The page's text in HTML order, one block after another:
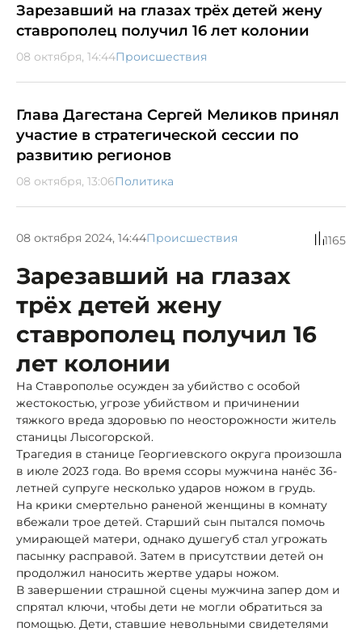
Зарезавший на глазах трёх детей жену
ставрополец получил 16 лет колонии
08 октября, 14:44Происшествия
Глава Дагестана Сергей Меликов принял
участие в стратегической сессии по
развитию регионов
08 октября, 13:06Политика
08 октября 2024, 14:44Происшествия 1165
Зарезавший на глазах
трёх детей жену
ставрополец получил 16
лет колонии
На Ставрополье осужден за убийство с особой
жестокостью, угрозе убийством и причинении
тяжкого вреда здоровью по неосторожности житель
станицы Лысогорской.
Трагедия в станице Георгиевского округа произошла
в июле 2023 года. Во время ссоры мужчина нанёс 36-
летней супруге несколько ударов ножом в грудь.
На крики смертельно раненой женщины в комнату
вбежали трое детей. Старший сын пытался помочь
умирающей матери, однако душегуб стал угрожать
пасынку расправой. Затем в присутствии детей он
продолжил наносить жертве удары ножом.
В завершении страшной сцены мужчина запер дом и
спрятал ключи, чтобы дети не могли обратиться за
помощью. Дети, ставшие невольными свидетелями